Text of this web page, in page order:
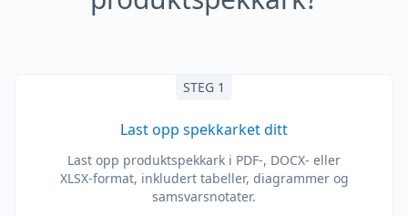
STEG 1
Last opp spekkarket ditt
Last opp produktspekkark i PDF-, DOCX- eller
XLSX-format, inkludert tabeller, diagrammer og
samsvarsnotater.